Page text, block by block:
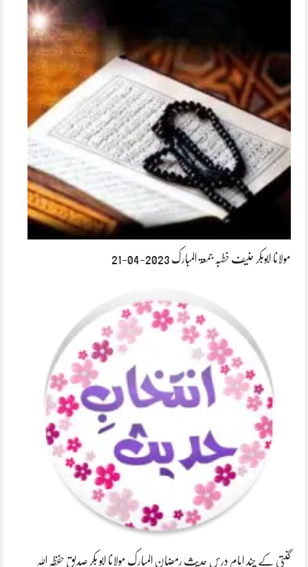
مولانا ابوبکر حنیف خطبہ جمعۃ المبارک 2023-04-21
گنتی کے چند ایام درسِ حدیث رمضان المبارک مولانا ابو بکر صدیق حفظہ اللہ